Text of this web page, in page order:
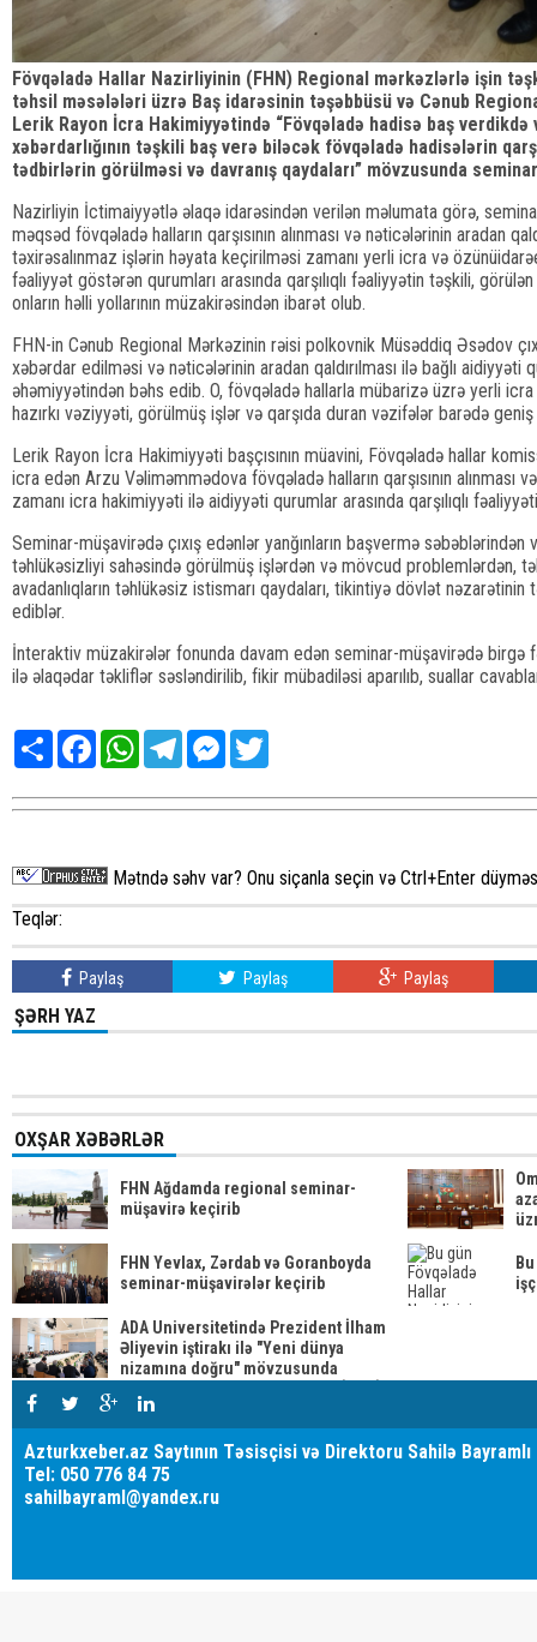
Fövqəladə Hallar Nazirliyinin (FHN) Regional mərkəzlərlə işin
təhsil məsələləri üzrə Baş idarəsinin təşəbbüsü və Cənub
Lerik Rayon İcra Hakimiyyətində “Fövqəladə hadisə baş
xəbərdarlığının təşkili baş verə biləcək fövqəladə hadisələrin
tədbirlərin görülməsi və davranış qaydaları” mövzusunda
Nazirliyin İctimaiyyətlə əlaqə idarəsindən verilən məlumata görə,
məqsəd fövqəladə halların qarşısının alınması və nəticələrinin aradan
təxirəsalınmaz işlərin həyata keçirilməsi zamanı yerli icra və
fəaliyyət göstərən qurumları arasında qarşılıqlı fəaliyyətin təşkili,
onların həlli yollarının müzakirəsindən ibarət olub.
FHN-in Cənub Regional Mərkəzinin rəisi polkovnik Müsəddiq Əsədov
xəbərdar edilməsi və nəticələrinin aradan qaldırılması ilə bağlı aidiyyəti
əhəmiyyətindən bəhs edib. O, fövqəladə hallarla mübarizə üzrə yerli icra
hazırkı vəziyyəti, görülmüş işlər və qarşıda duran vəzifələr barədə
Lerik Rayon İcra Hakimiyyəti başçısının müavini, Fövqəladə hallar
icra edən Arzu Vəliməmmədova fövqəladə halların qarşısının alınması
zamanı icra hakimiyyəti ilə aidiyyəti qurumlar arasında qarşılıqlı
Seminar-müşavirədə çıxış edənlər yanğınların başvermə səbəblərindən
təhlükəsizliyi sahəsində görülmüş işlərdən və mövcud problemlərdən,
avadanlıqların təhlükəsiz istismarı qaydaları, tikintiyə dövlət
ediblər.
İnteraktiv müzakirələr fonunda davam edən seminar-müşavirədə birgə
ilə əlaqədar təkliflər səsləndirilib, fikir mübadiləsi aparılıb, suallar
Share FacebookWhatsAppTelegramMessenger
Mətndə səhv var? Onu siçanla seçin və Ctrl+Enter
Teqlər:
Paylaş Paylaş Paylaş
ŞƏRH YAZ
OXŞAR XƏBƏRLƏR
FHN Ağdamda regional seminar-
müşavirə keçirib
FHN Yevlax, Zərdab və Goranboyda
seminar-müşavirələr keçirib
ADA Universitetində Prezident İlham
Əliyevin iştirakı ilə "Yeni dünya
nizamına doğru" mövzusunda
Azturkxeber.az Saytının Təsisçisi və Direktoru Sahilə Bayramlı
Tel: 050 776 84 75
sahilbayraml@yandex.ru